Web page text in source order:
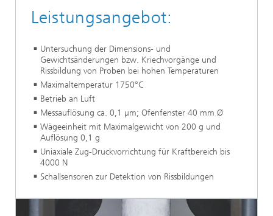
Leistungsangebot:
Untersuchung der Dimensions- und
Gewichtsänderungen bzw. Kriechvorgänge und
Rissbildung von Proben bei hohen Temperaturen
Maximaltemperatur 1750°C
Betrieb an Luft
Messauflösung ca. 0,1 µm; Ofenfenster 40 mm Ø
Wägeeinheit mit Maximalgewicht von 200 g und
Auflösung 0,1 g
Uniaxiale Zug-Druckvorrichtung für Kraftbereich bis
4000 N
Schallsensoren zur Detektion von Rissbildungen